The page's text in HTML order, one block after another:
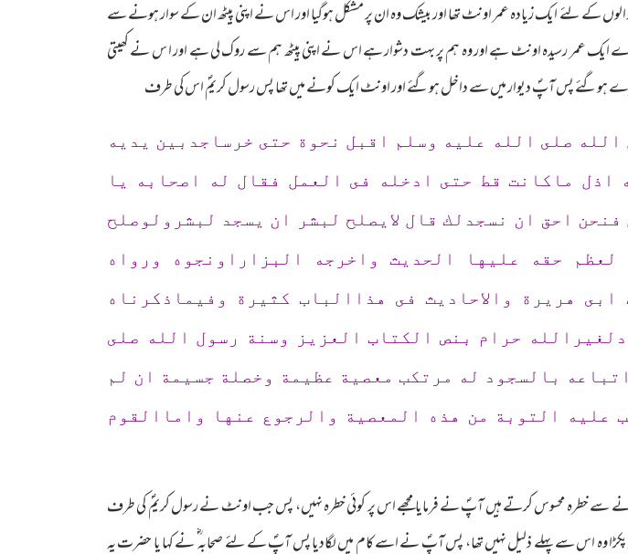
کے لئے ایک زیادہ عمر اونٹ تھا اور بیشک وہ ان پر مشکل ہوگیا اور اس نے اپنی پیٹھ ان کے سوار ہونے سے
عمر رسیدہ اونٹ ہے اور وہ ہم پر بہت دشوار ہے اس نے اپنی پیٹھ ہم سے روک لی ہے اور ا س نے کھیتی
کھڑے ہوگئے پس آپؐ دیوار میں سے داخل ہوگئے اور اونٹ ایک کونے میں تھا پس رسول کریمؐ اس کی طرف
صلى الله عليه وسلم اقبل نحوة حتى خرساجدبين يديه
ماكانت قط حتى ادخله فى العمل فقال له اصحابه يا
احق ان نسجدلك قال لايصلح لبشر ان يسجد لبشرولوصلح
حقه عليها الحديث واخرجه البزاراونجوه ورواه
هريرة والاحاديث فى هذاالباب كثيرة وفيماذكرناه
حرام بنص الكتاب العزيز وسنة رسول الله صلى
بالسجود له مرتكب معصية عظيمة وخصلة جسيمة ان لم
عليه التوبة من هذه المعصية والرجوع عنها واماالقوم
سے خطرہ محسوس کرتے ہیں آپؐ نے فرمایا مجھے اس پر کوئی خطرہ نہیں، پس جب اونٹ نے رسول کریمؐ کی طرف
وہ اس سے پہلے ذلیل نہیں تھا، پس آپؐ نے اسے کام میں لگادیا پس آپؐ کے لئے صحابہ ؓ نے کہا یا حضرت یہ